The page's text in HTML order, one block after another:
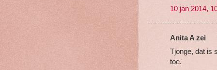
10 jan 2014,
Anita A zei
Tjonge, dat is
toe.